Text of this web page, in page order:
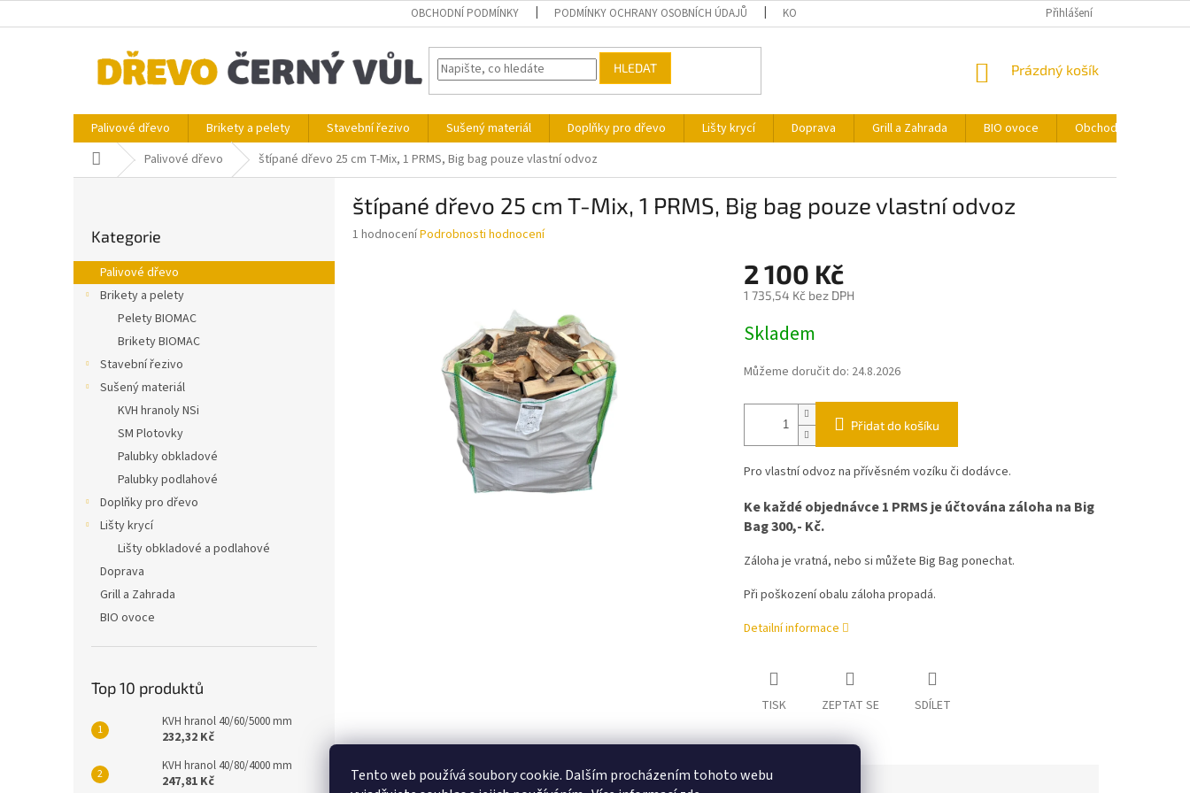
Tento web používá soubory cookie. Dalším procházením tohoto webu
na
OBCHODNÍ PODMÍNKY PODMÍNKY OCHRANY OSOBNÍCH ÚDAJŮ KONTAKTY FORMULÁŘ PRO ODSTOUPENÍ OD SMLOUVY
Přihlášení
HLEDAT
NÁKUPNÍ
Prázdný košík
Palivové dřevo Brikety a pelety Stavební řezivo Sušený materiál Doplňky pro dřevo Lišty krycí Doprava Grill a Zahrada BIO ovoce
Obchodní podmínky
Domů Palivové dřevo štípané dřevo 25 cm T-Mix, 1 PRMS, Big bag pouze vlastní odvoz
r
a
kategorie
Kategorie
Palivové dřevo
Brikety a pelety
Pelety BIOMAC
Brikety BIOMAC
Stavební řezivo
Sušený materiál
KVH hranoly NSi
SM Plotovky
Palubky obkladové
Palubky podlahové
Doplňky pro dřevo
Lišty krycí
Lišty obkladové a podlahové
Doprava
Grill a Zahrada
BIO ovoce
Top 10 produktů
KVH hranol 40/60/5000 mm
232,32 Kč
KVH hranol 40/80/4000 mm
247,81 Kč
štípané dřevo 25 cm T-Mix, 1 PRMS, Big bag pouze vlastní odvoz
Průměrné
1 hodnoceníPodrobnosti hodnocení
2 100 Kč
1 735,54 Kč bez DPH
cena:
Skladem
Můžeme doručit do: 24.8.2026
Přidat do košíku
Pro vlastní odvoz na přívěsném vozíku či dodávce.
Ke každé objednávce 1 PRMS je účtována záloha na Big
Bag 300,- Kč.
Záloha je vratná, nebo si můžete Big Bag ponechat.
Při poškození obalu záloha propadá.
Detailní informace
TISK ZEPTAT SE SDÍLET
Popis Diskuze